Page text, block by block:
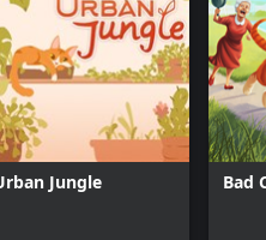
Jungle Bad